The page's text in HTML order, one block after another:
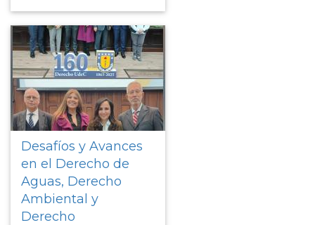
Desafíos y Avances
en el Derecho de
Aguas, Derecho
Ambiental y
Derecho